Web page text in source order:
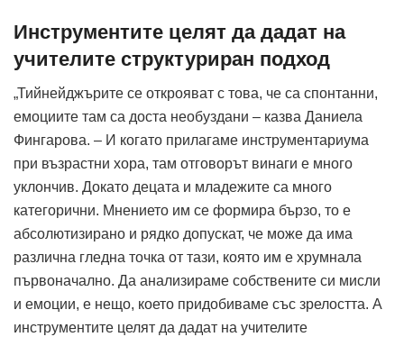
Инструментите целят да дадат на
учителите структуриран подход
„Тийнейджърите се открояват с това, че са спонтанни,
емоциите там са доста необуздани – казва Даниела
Фингарова. – И когато прилагаме инструментариума
при възрастни хора, там отговорът винаги е много
уклончив. Докато децата и младежите са много
категорични. Мнението им се формира бързо, то е
абсолютизирано и рядко допускат, че може да има
различна гледна точка от тази, която им е хрумнала
първоначално. Да анализираме собствените си мисли
и емоции, е нещо, което придобиваме със зрелостта. А
инструментите целят да дадат на учителите